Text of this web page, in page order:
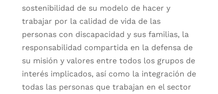
sostenibilidad de su modelo de hacer y
trabajar por la calidad de vida de las
personas con discapacidad y sus familias, la
responsabilidad compartida en la defensa de
su misión y valores entre todos los grupos de
interés implicados, así como la integración de
todas las personas que trabajan en el sector